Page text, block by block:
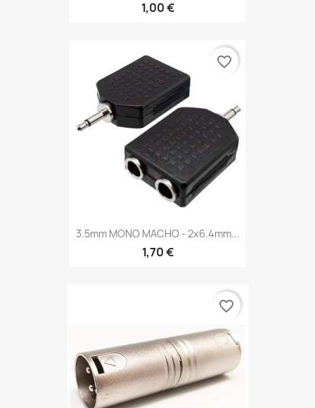
1,00 €
3.5mm MONO MACHO - 2x6.4mm...
1,70 €
favorite_border
favorite_border